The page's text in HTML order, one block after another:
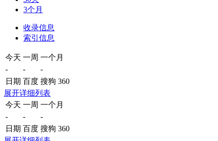
3个月
收录信息
索引信息
今天 一周 一个月
-
-
-
日期 百度 搜狗 360
展开详细列表
今天 一周 一个月
-
-
-
日期 百度 搜狗 360